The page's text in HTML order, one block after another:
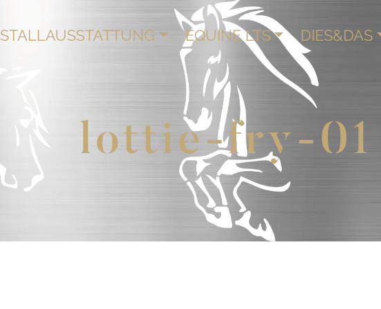
STALLAUSSTATTUNG EQUINE LTS DIES&DAS
lottie-fry-01